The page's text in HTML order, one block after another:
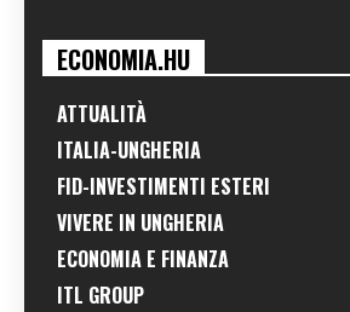
ECONOMIA.HU
ATTUALITÀ
ITALIA-UNGHERIA
FID-INVESTIMENTI ESTERI
VIVERE IN UNGHERIA
ECONOMIA E FINANZA
ITL GROUP